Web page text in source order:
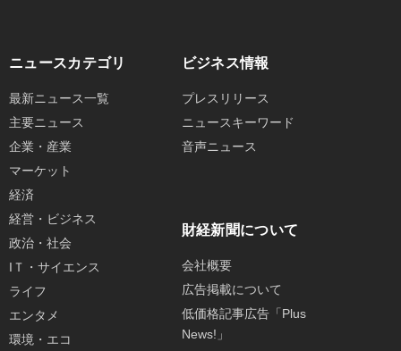
ニュースカテゴリ
最新ニュース一覧
主要ニュース
企業・産業
マーケット
経済
経営・ビジネス
政治・社会
IＴ・サイエンス
ライフ
エンタメ
環境・エコ
ビジネス情報
プレスリリース
ニュースキーワード
音声ニュース
財経新聞について
会社概要
広告掲載について
低価格記事広告「Plus
News!」